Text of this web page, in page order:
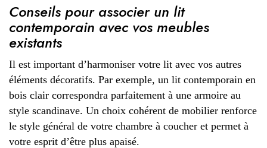
Conseils pour associer un lit
contemporain avec vos meubles
existants
Il est important d’harmoniser votre lit avec vos autres
éléments décoratifs. Par exemple, un lit contemporain en
bois clair correspondra parfaitement à une armoire au
style scandinave. Un choix cohérent de mobilier renforce
le style général de votre chambre à coucher et permet à
votre esprit d’être plus apaisé.